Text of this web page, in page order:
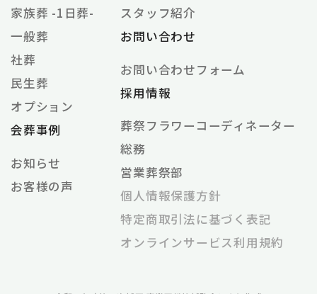
家族葬 -1日葬-
一般葬
社葬
民生葬
オプション
会葬事例
お知らせ
お客様の声
スタッフ紹介
お問い合わせ
お問い合わせフォーム
採用情報
葬祭フラワーコーディネーター
総務
営業葬祭部
個⼈情報保護⽅針
特定商取引法に基づく表記
オンラインサービス利⽤規約